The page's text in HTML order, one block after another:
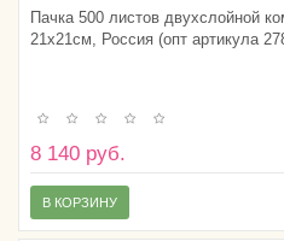
Пачка 500 листов двухслойной
21х21см, Россия (опт артикула
8 140 руб.
В КОРЗИНУ